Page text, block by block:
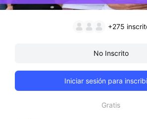
+275
No Inscrito
Iniciar sesión para
Gratis